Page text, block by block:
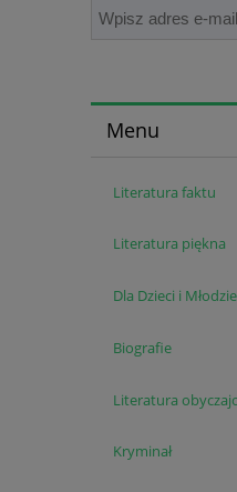
Menu
Literatura faktu
Literatura piękna
Dla Dzieci i
Biografie
Literatura
Kryminał